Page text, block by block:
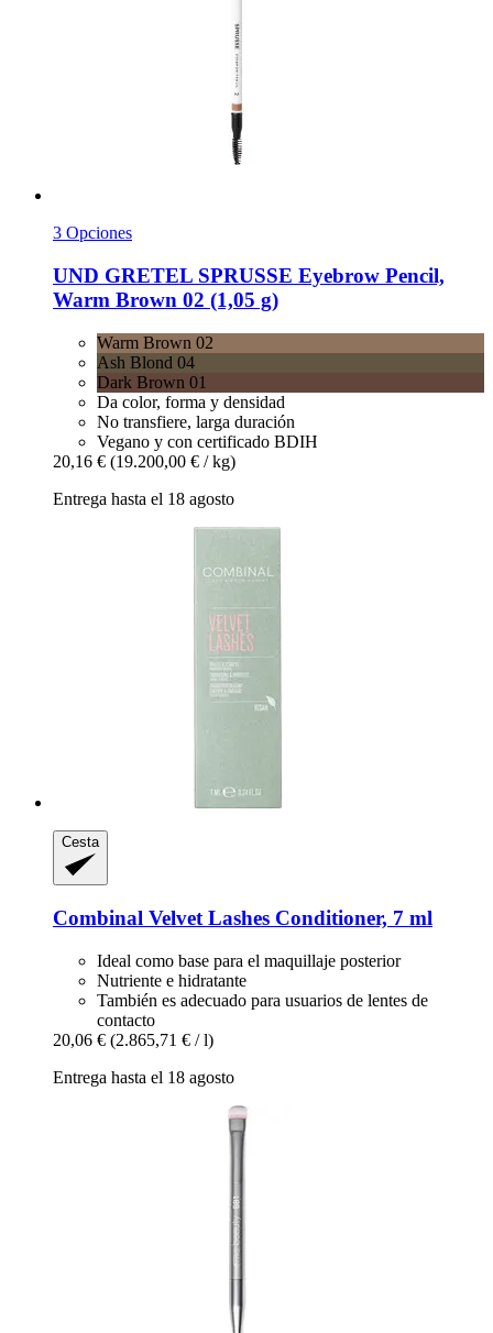
3 Opciones
UND GRETEL SPRUSSE Eyebrow Pencil,
Warm Brown 02 (1,05 g)
Warm Brown 02
Ash Blond 04
Dark Brown 01
Da color, forma y densidad
No transfiere, larga duración
Vegano y con certificado BDIH
20,16 € (19.200,00 € / kg)
Entrega hasta el 18 agosto
Cesta
Combinal Velvet Lashes Conditioner, 7 ml
Ideal como base para el maquillaje posterior
Nutriente e hidratante
También es adecuado para usuarios de lentes de
contacto
20,06 € (2.865,71 € / l)
Entrega hasta el 18 agosto